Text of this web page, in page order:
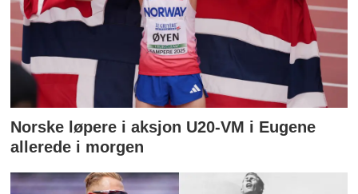
Norske løpere i aksjon U20-VM i Eugene
allerede i morgen